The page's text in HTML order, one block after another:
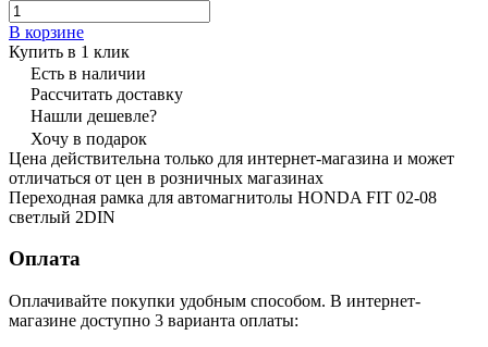
В корзине
Купить в 1 клик
Есть в наличии
Рассчитать доставку
Нашли дешевле?
Хочу в подарок
Цена действительна только для интернет-магазина и может
отличаться от цен в розничных магазинах
Переходная рамка для автомагнитолы HONDA FIT 02-08
светлый 2DIN
Оплата
Оплачивайте покупки удобным способом. В интернет-
магазине доступно 3 варианта оплаты: